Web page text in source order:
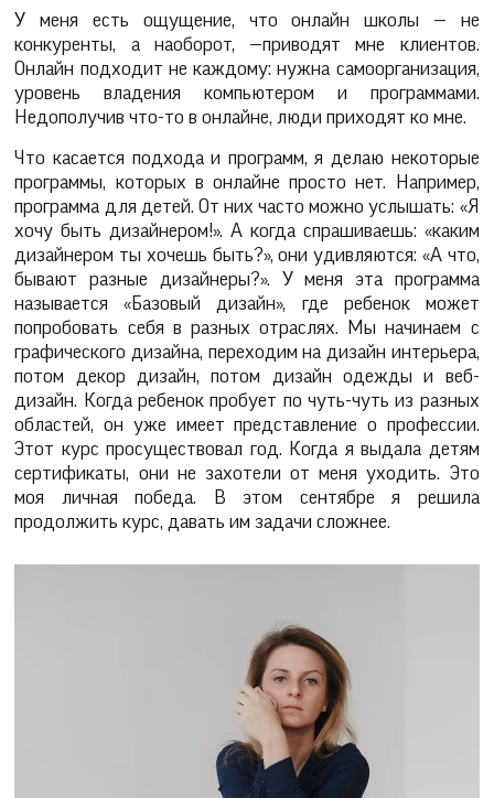
У меня есть ощущение, что онлайн школы — не
конкуренты, а наоборот, —приводят мне клиентов.
Онлайн подходит не каждому: нужна самоорганизация,
уровень владения компьютером и программами.
Недополучив что-то в онлайне, люди приходят ко мне.
Что касается подхода и программ, я делаю некоторые
программы, которых в онлайне просто нет. Например,
программа для детей. От них часто можно услышать: «Я
хочу быть дизайнером!». А когда спрашиваешь: «каким
дизайнером ты хочешь быть?», они удивляются: «А что,
бывают разные дизайнеры?». У меня эта программа
называется «Базовый дизайн», где ребенок может
попробовать себя в разных отраслях. Мы начинаем с
графического дизайна, переходим на дизайн интерьера,
потом декор дизайн, потом дизайн одежды и веб-
дизайн. Когда ребенок пробует по чуть-чуть из разных
областей, он уже имеет представление о профессии.
Этот курс просуществовал год. Когда я выдала детям
сертификаты, они не захотели от меня уходить. Это
моя личная победа. В этом сентябре я решила
продолжить курс, давать им задачи сложнее.